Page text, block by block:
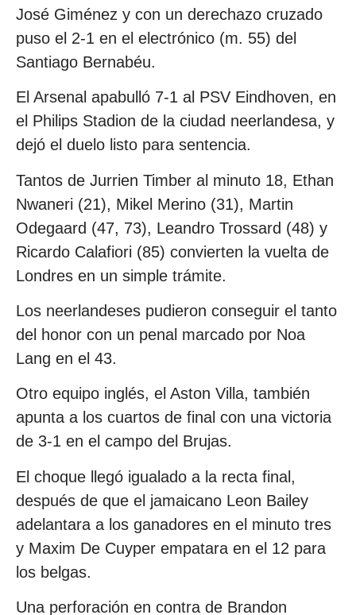
José Giménez y con un derechazo cruzado
puso el 2-1 en el electrónico (m. 55) del
Santiago Bernabéu.
El Arsenal apabulló 7-1 al PSV Eindhoven, en
el Philips Stadion de la ciudad neerlandesa, y
dejó el duelo listo para sentencia.
Tantos de Jurrien Timber al minuto 18, Ethan
Nwaneri (21), Mikel Merino (31), Martin
Odegaard (47, 73), Leandro Trossard (48) y
Ricardo Calafiori (85) convierten la vuelta de
Londres en un simple trámite.
Los neerlandeses pudieron conseguir el tanto
del honor con un penal marcado por Noa
Lang en el 43.
Otro equipo inglés, el Aston Villa, también
apunta a los cuartos de final con una victoria
de 3-1 en el campo del Brujas.
El choque llegó igualado a la recta final,
después de que el jamaicano Leon Bailey
adelantara a los ganadores en el minuto tres
y Maxim De Cuyper empatara en el 12 para
los belgas.
Una perforación en contra de Brandon